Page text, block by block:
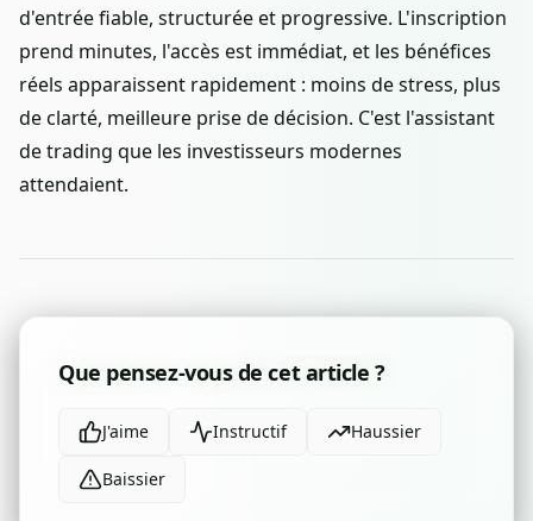
d'entrée fiable, structurée et progressive. L'inscription
prend minutes, l'accès est immédiat, et les bénéfices
réels apparaissent rapidement : moins de stress, plus
de clarté, meilleure prise de décision. C'est l'assistant
de trading que les investisseurs modernes
attendaient.
Que pensez-vous de cet article ?
J'aime Instructif Haussier
Baissier